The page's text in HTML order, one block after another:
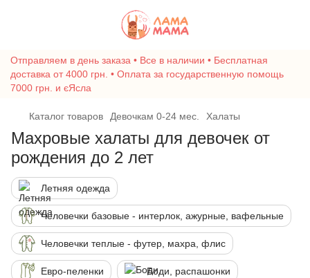
Отправляем в день заказа • Все в наличии • Бесплатная
доставка от 4000 грн. • Оплата за государственную помощь
7000 грн. и єЯсла
Каталог товаров Девочкам 0-24 мес. Халаты
Махровые халаты для девочек от
рождения до 2 лет
Летняя одежда
Человечки базовые - интерлок, ажурные, вафельные
Человечки теплые - футер, махра, флис
Евро-пеленки Боди, распашонки